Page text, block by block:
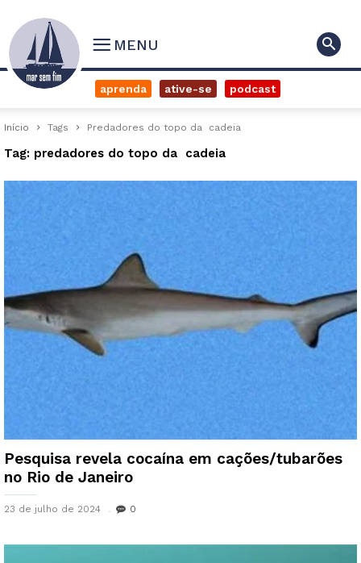
MENU
aprenda ative-se podcast
Início Tags Predadores do topo da cadeia
Tag: predadores do topo da cadeia
Pesquisa revela cocaína em cações/tubarões
no Rio de Janeiro
23 de julho de 2024 0